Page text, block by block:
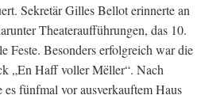
Sekretär Gilles Bellot erinnerte an
Theateraufführungen, das 10.
Feste. Besonders erfolgreich war die
„En Haff voller Mëller“. Nach
fünfmal vor ausverkauftem Haus